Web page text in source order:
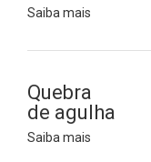
Saiba mais
Quebra
de agulha
Saiba mais